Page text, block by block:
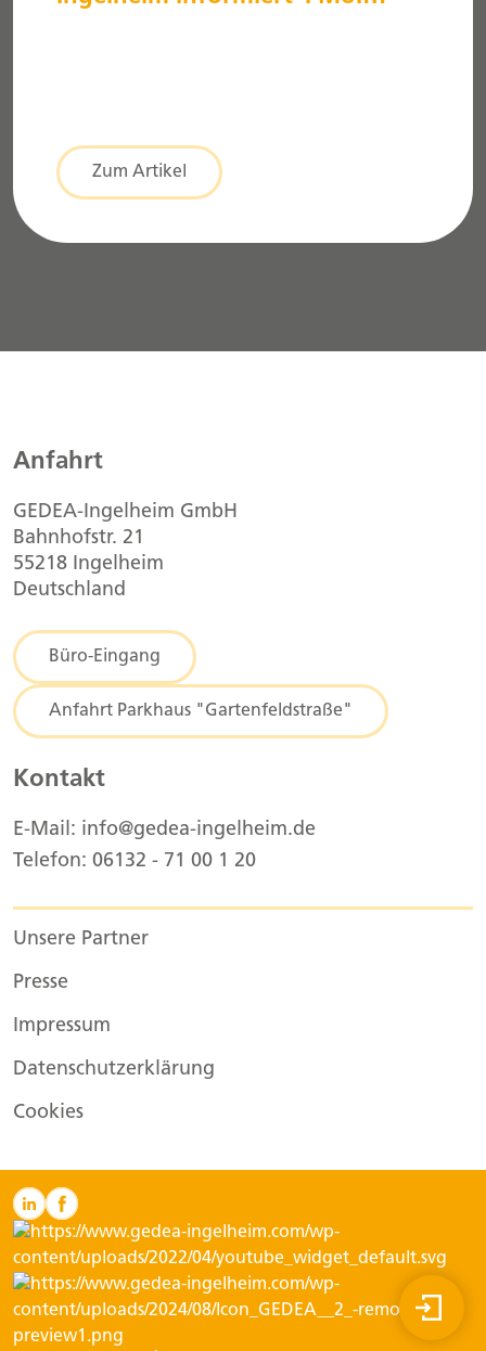
Zum Artikel
Anfahrt
GEDEA-Ingelheim GmbH
Bahnhofstr. 21
55218 Ingelheim
Deutschland
Büro-Eingang
Anfahrt Parkhaus "Gartenfeldstraße"
Kontakt
E-Mail: info@gedea-ingelheim.de
Telefon: 06132 - 71 00 1 20
Unsere Partner
Presse
Impressum
Datenschutzerklärung
Cookies